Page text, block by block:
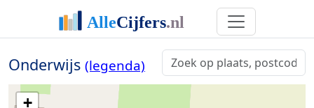
Onderwijs (legenda)
+